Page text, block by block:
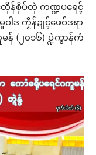
တိုန်စိုပ်တုဲ ကဏ္ဍပရေၚ်
ါဒ ကၟိန်ဍုၚ်ဖေဝ်ဒရာ
(၂၀၁၆) ပ္ဍဲကွာန်ကံ